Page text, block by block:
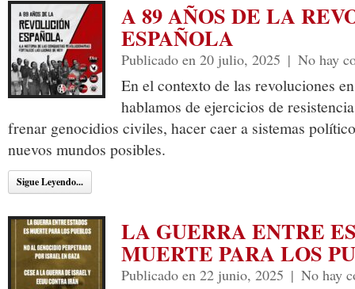
A 89 AÑOS DE LA
ESPAÑOLA
Publicado en 20 julio, 2025 | No hay
En el contexto de las revoluciones
hablamos de ejercicios de
frenar genocidios civiles, hacer caer a sistemas
nuevos mundos posibles.
Sigue Leyendo...
LA GUERRA ENTRE
MUERTE PARA LOS
Publicado en 22 junio, 2025 | No hay